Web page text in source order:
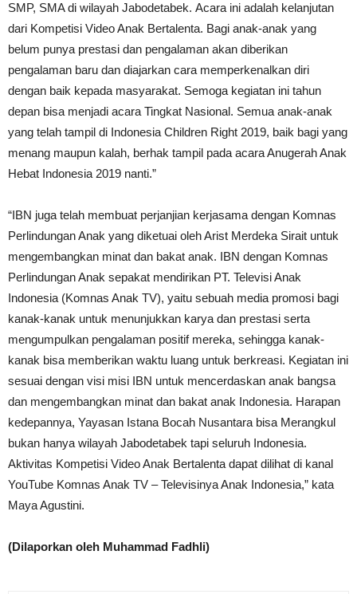
SMP, SMA di wilayah Jabodetabek. Acara ini adalah kelanjutan
dari Kompetisi Video Anak Bertalenta. Bagi anak-anak yang
belum punya prestasi dan pengalaman akan diberikan
pengalaman baru dan diajarkan cara memperkenalkan diri
dengan baik kepada masyarakat. Semoga kegiatan ini tahun
depan bisa menjadi acara Tingkat Nasional. Semua anak-anak
yang telah tampil di Indonesia Children Right 2019, baik bagi yang
menang maupun kalah, berhak tampil pada acara Anugerah Anak
Hebat Indonesia 2019 nanti.”
“IBN juga telah membuat perjanjian kerjasama dengan Komnas
Perlindungan Anak yang diketuai oleh Arist Merdeka Sirait untuk
mengembangkan minat dan bakat anak. IBN dengan Komnas
Perlindungan Anak sepakat mendirikan PT. Televisi Anak
Indonesia (Komnas Anak TV), yaitu sebuah media promosi bagi
kanak-kanak untuk menunjukkan karya dan prestasi serta
mengumpulkan pengalaman positif mereka, sehingga kanak-
kanak bisa memberikan waktu luang untuk berkreasi. Kegiatan ini
sesuai dengan visi misi IBN untuk mencerdaskan anak bangsa
dan mengembangkan minat dan bakat anak Indonesia. Harapan
kedepannya, Yayasan Istana Bocah Nusantara bisa Merangkul
bukan hanya wilayah Jabodetabek tapi seluruh Indonesia.
Aktivitas Kompetisi Video Anak Bertalenta dapat dilihat di kanal
YouTube Komnas Anak TV – Televisinya Anak Indonesia,” kata
Maya Agustini.
(Dilaporkan oleh Muhammad Fadhli)